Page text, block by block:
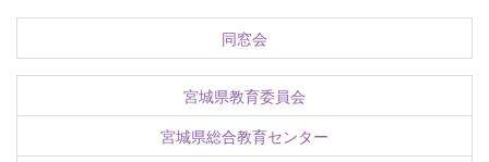
同窓会
宮城県教育委員会
宮城県総合教育センター